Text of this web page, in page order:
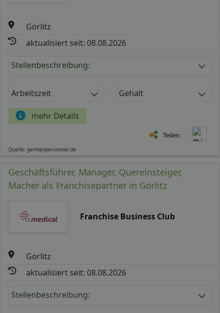
Görlitz
aktualisiert seit: 08.08.2026
Stellenbeschreibung:
Arbeitszeit Gehalt
mehr Details
Teilen
Quelle: germanpersonnel.de
Geschäftsführer, Manager, Quereinsteiger,
Macher als Franchisepartner in Görlitz
Franchise Business Club
Görlitz
aktualisiert seit: 08.08.2026
Stellenbeschreibung: